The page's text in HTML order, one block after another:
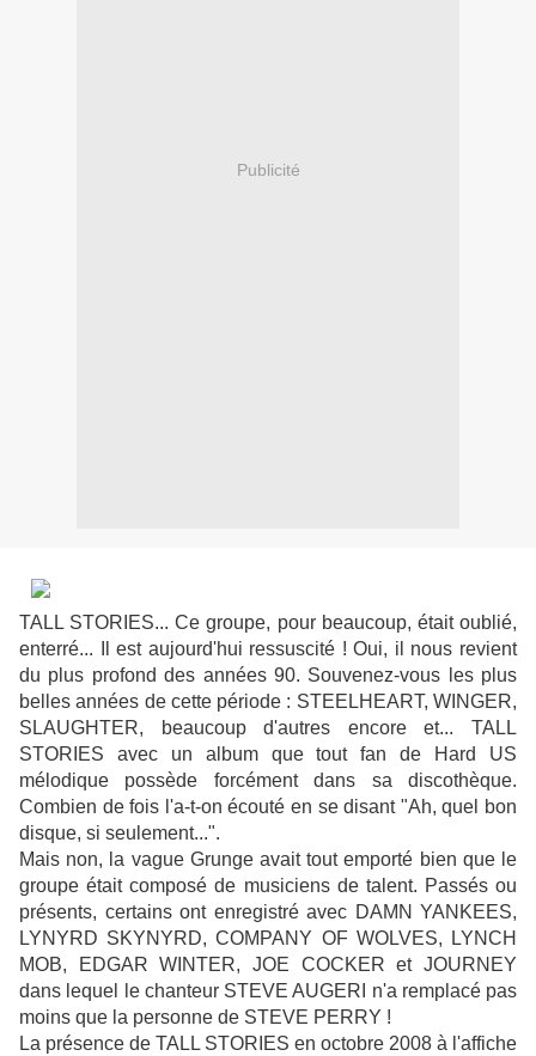
Publicité
TALL STORIES... Ce groupe, pour beaucoup, était oublié,
enterré... Il est aujourd'hui ressuscité ! Oui, il nous revient
du plus profond des années 90. Souvenez-vous les plus
belles années de cette période : STEELHEART, WINGER,
SLAUGHTER, beaucoup d'autres encore et... TALL
STORIES avec un album que tout fan de Hard US
mélodique possède forcément dans sa discothèque.
Combien de fois l'a-t-on écouté en se disant "Ah, quel bon
disque, si seulement...".
Mais non, la vague Grunge avait tout emporté bien que le
groupe était composé de musiciens de talent. Passés ou
présents, certains ont enregistré avec DAMN YANKEES,
LYNYRD SKYNYRD, COMPANY OF WOLVES, LYNCH
MOB, EDGAR WINTER, JOE COCKER et JOURNEY
dans lequel le chanteur STEVE AUGERI n'a remplacé pas
moins que la personne de STEVE PERRY !
La présence de TALL STORIES en octobre 2008 à l'affiche